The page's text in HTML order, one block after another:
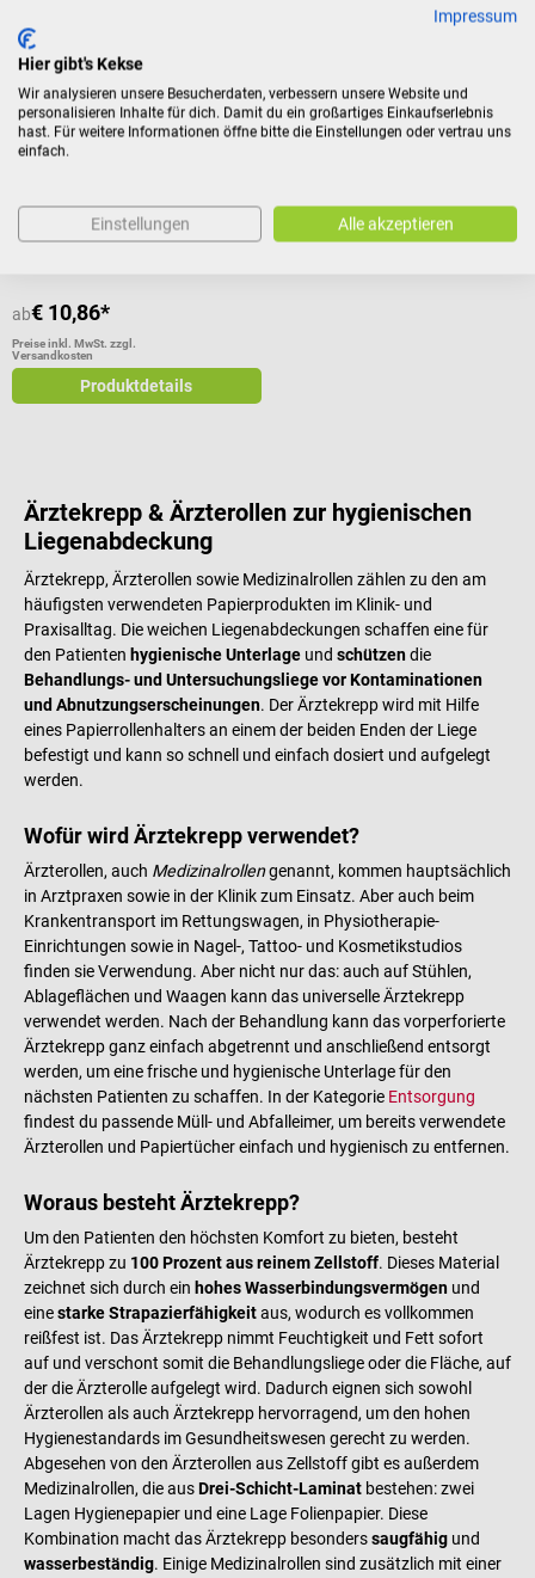
Weber & Weber
MedixPro PF Ärzterolle
3-Schicht-Laminat in Tattoo-
Durchschnittliche Bewertung von 1 von 5 Sternen
ab€ 10,86*
Preise inkl. MwSt. zzgl.
Versandkosten
Produktdetails
Ärztekrepp & Ärzterollen zur hygienischen
Liegenabdeckung
Ärztekrepp, Ärzterollen sowie Medizinalrollen zählen zu den am
häufigsten verwendeten Papierprodukten im Klinik- und
Praxisalltag. Die weichen Liegenabdeckungen schaffen eine für
den Patienten hygienische Unterlage und schützendie
Behandlungs- und Untersuchungsliege vor Kontaminationen
und Abnutzungserscheinungen. Der Ärztekrepp wird mit Hilfe
eines Papierrollenhalters an einem der beiden Enden der Liege
befestigt und kann so schnell und einfach dosiert und aufgelegt
werden.
Wofür wird Ärztekrepp verwendet?
Ärzterollen, auch Medizinalrollengenannt, kommen hauptsächlich
in Arztpraxen sowie in der Klinik zum Einsatz. Aber auch beim
Krankentransport im Rettungswagen, in Physiotherapie-
Einrichtungen sowie in Nagel-, Tattoo- und Kosmetikstudios
finden sie Verwendung. Aber nicht nur das: auch auf Stühlen,
Ablageflächen und Waagen kann das universelle Ärztekrepp
verwendet werden. Nach der Behandlung kann das vorperforierte
Ärztekrepp ganz einfach abgetrennt und anschließend entsorgt
werden, um eine frische und hygienische Unterlage für den
nächsten Patienten zu schaffen. In der Kategorie Entsorgung
findest du passende Müll- und Abfalleimer, um bereits verwendete
Ärzterollen und Papiertücher einfach und hygienisch zu entfernen.
Woraus besteht Ärztekrepp?
Um den Patienten den höchsten Komfort zu bieten, besteht
Ärztekrepp zu 100 Prozent aus reinem Zellstoff. Dieses Material
zeichnet sich durch ein hohes Wasserbindungsvermögen und
einestarke Strapazierfähigkeitaus, wodurch es vollkommen
reißfest ist. Das Ärztekrepp nimmt Feuchtigkeit und Fett sofort
auf und verschont somit die Behandlungsliege oder die Fläche, auf
der die Ärzterolle aufgelegt wird. Dadurch eignen sich sowohl
Ärzterollen als auch Ärztekrepp hervorragend, um den hohen
Hygienestandards im Gesundheitswesen gerecht zu werden.
Abgesehen von den Ärzterollen aus Zellstoff gibt es außerdem
Medizinalrollen, die ausDrei-Schicht-Laminat bestehen: zwei
Lagen Hygienepapier und eine Lage Folienpapier. Diese
Kombination macht das Ärztekrepp besonderssaugfähig und
wasserbeständig. Einige Medizinalrollen sind zusätzlich mit einer
Impressum
Hier gibt's Kekse
Wir analysieren unsere Besucherdaten, verbessern unsere Website und
personalisieren Inhalte für dich. Damit du ein großartiges Einkaufserlebnis
hast. Für weitere Informationen öffne bitte die Einstellungen oder vertrau uns
einfach.
Einstellungen Alle akzeptieren